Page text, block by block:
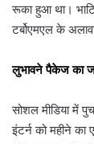
रूका हुआ था।
टर्बोएमएल के
लुभावने पैकेज का
सोशल मीडिया में
इंटर्न को महीने